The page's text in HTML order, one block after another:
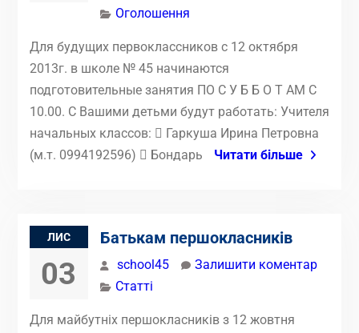
Оголошення
Для будущих первоклассников с 12 октября
2013г. в школе № 45 начинаются
подготовительные занятия ПО С У Б Б О Т АМ С
10.00. С Вашими детьми будут работать: Учителя
начальных классов:  Гаркуша Ирина Петровна
(м.т. 0994192596)  Бондарь
Читати більше
ЛИС
03
Батькам першокласників
school45
Залишити коментар
Статті
Для майбутніх першокласників з 12 жовтня